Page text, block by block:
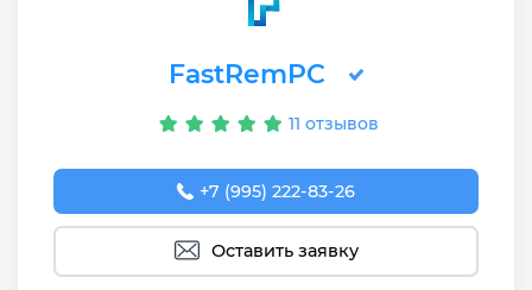
FastRemPC
11 отзывов
+7 (995) 222-83-26
Оставить заявку